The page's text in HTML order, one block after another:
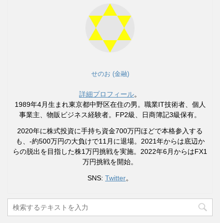
せのお (金融)
詳細プロフィール。
1989年4月生まれ東京都中野区在住の男。職業IT技術者、個人
事業主、物販ビジネス経験者。FP2級、日商簿記3級保有。
2020年に株式投資に手持ち資金700万円ほどで本格参入する
も、-約500万円の大負けで11月に退場。2021年からは底辺か
らの脱出を目指した株1万円挑戦を実施。2022年6月からはFX1
万円挑戦を開始。
SNS: Twitter。